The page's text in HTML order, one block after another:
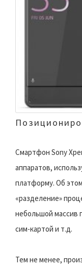
Смартфон Sony
аппаратов,
платформу. Об
«разделение»
небольшой массив
сим-картой и т.д.
Тем не менее,